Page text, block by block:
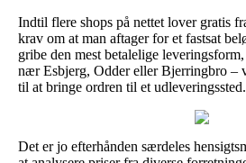
Indtil flere shops på nettet lover gratis
krav om at man aftager for et fastsat
gribe den mest betalelige
nær Esbjerg, Odder eller Bjerringbro –
til at bringe ordren til et udleveringssted.
Det er jo efterhånden særdeles